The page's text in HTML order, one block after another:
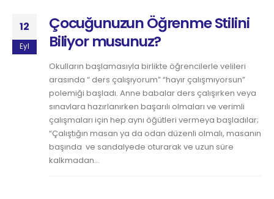
12
Eyl
Çocuğunuzun Öğrenme Stilini
Biliyor musunuz?
Okulların başlamasıyla birlikte öğrencilerle velileri
arasında “ ders çalışıyorum” “hayır çalışmıyorsun”
polemiği başladı. Anne babalar ders çalışırken veya
sınavlara hazırlanırken başarılı olmaları ve verimli
çalışmaları için hep aynı öğütleri vermeya başladılar;
“Çalıştığın masan ya da odan düzenli olmalı, masanın
başında ve sandalyede oturarak ve uzun süre
kalkmadan...